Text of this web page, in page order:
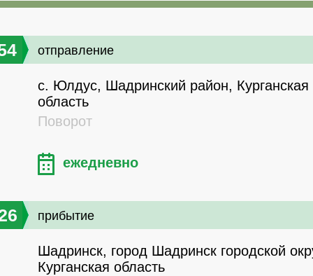
отправление
с. Юлдус, Шадринский район, Курганская
область
Поворот
ежедневно
прибытие
Шадринск, город Шадринск городской
Курганская область